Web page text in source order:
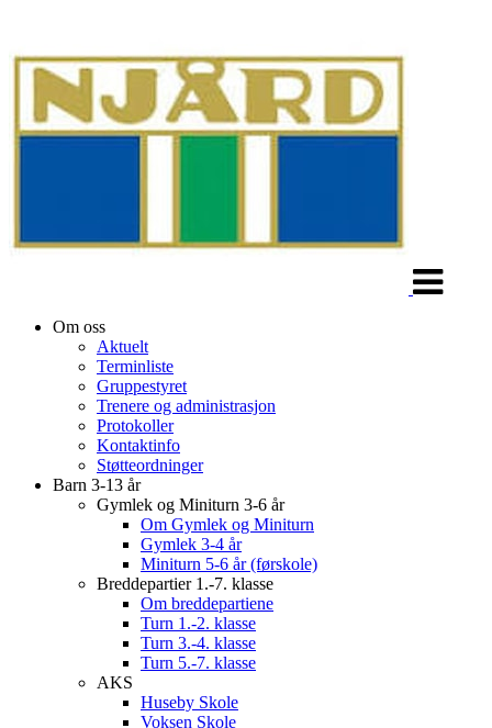
Om oss
Aktuelt
Terminliste
Gruppestyret
Trenere og administrasjon
Protokoller
Kontaktinfo
Støtteordninger
Barn 3-13 år
Gymlek og Miniturn 3-6 år
Om Gymlek og Miniturn
Gymlek 3-4 år
Miniturn 5-6 år (førskole)
Breddepartier 1.-7. klasse
Om breddepartiene
Turn 1.-2. klasse
Turn 3.-4. klasse
Turn 5.-7. klasse
AKS
Huseby Skole
Voksen Skole